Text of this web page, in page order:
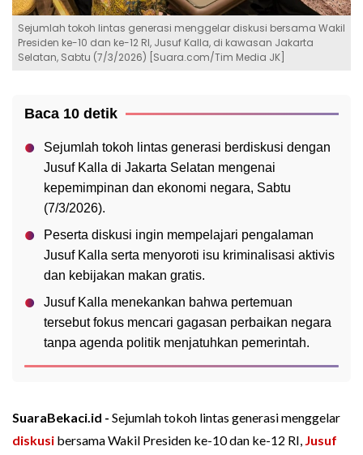
Sejumlah tokoh lintas generasi menggelar diskusi bersama Wakil
Presiden ke-10 dan ke-12 RI, Jusuf Kalla, di kawasan Jakarta
Selatan, Sabtu (7/3/2026) [Suara.com/Tim Media JK]
Baca 10 detik
Sejumlah tokoh lintas generasi berdiskusi dengan
Jusuf Kalla di Jakarta Selatan mengenai
kepemimpinan dan ekonomi negara, Sabtu
(7/3/2026).
Peserta diskusi ingin mempelajari pengalaman
Jusuf Kalla serta menyoroti isu kriminalisasi aktivis
dan kebijakan makan gratis.
Jusuf Kalla menekankan bahwa pertemuan
tersebut fokus mencari gagasan perbaikan negara
tanpa agenda politik menjatuhkan pemerintah.
SuaraBekaci.id - Sejumlah tokoh lintas generasi menggelar
diskusi bersama Wakil Presiden ke-10 dan ke-12 RI, Jusuf